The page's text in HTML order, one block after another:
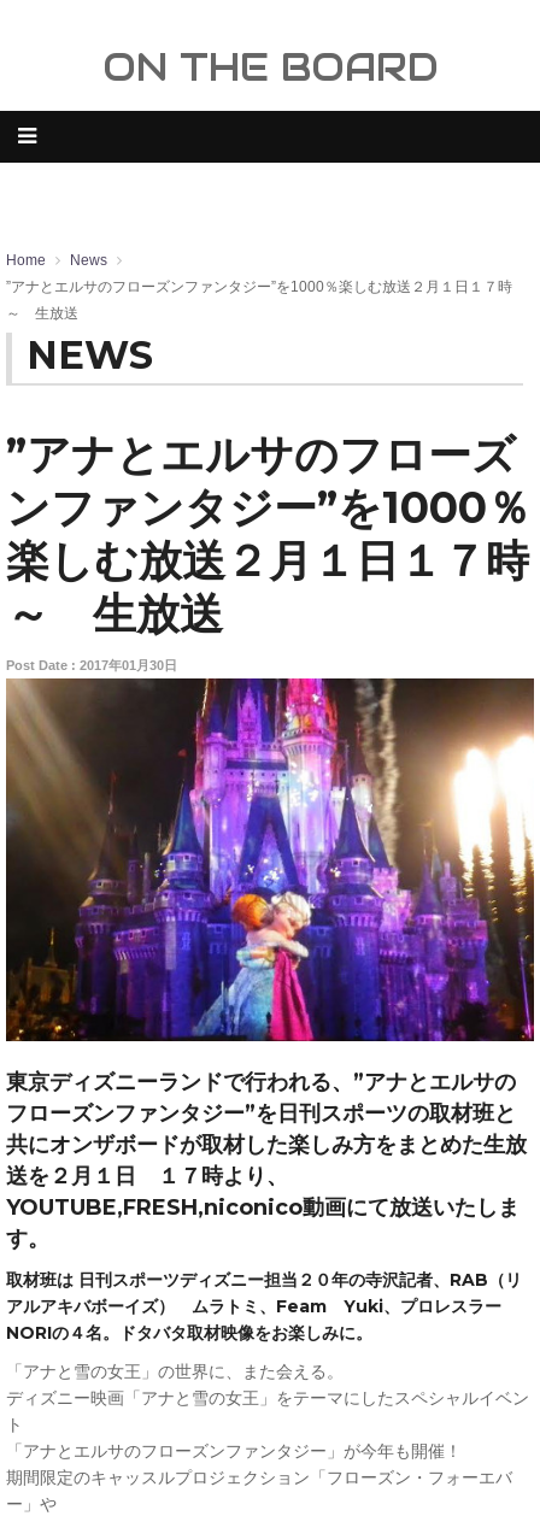
ON THE BOARD
Home
News
”アナとエルサのフローズンファンタジー”を1000％楽しむ放送２月１日１７時
～ 生放送
NEWS
”アナとエルサのフローズ
ンファンタジー”を1000％
楽しむ放送２月１日１７時
～ 生放送
Post Date : 2017年01月30日
東京ディズニーランドで行われる、”アナとエルサの
フローズンファンタジー”を日刊スポーツの取材班と
共にオンザボードが取材した楽しみ方をまとめた生放
送を２月１日 １７時より、
YOUTUBE,FRESH,niconico動画にて放送いたしま
す。
取材班は 日刊スポーツディズニー担当２０年の寺沢記者、RAB（リ
アルアキバボーイズ） ムラトミ、Feam Yuki、プロレスラー
NORIの４名。ドタバタ取材映像をお楽しみに。
「アナと雪の女王」の世界に、また会える。
ディズニー映画「アナと雪の女王」をテーマにしたスペシャルイベン
ト
「アナとエルサのフローズンファンタジー」が今年も開催！
期間限定のキャッスルプロジェクション「フローズン・フォーエバ
ー」や